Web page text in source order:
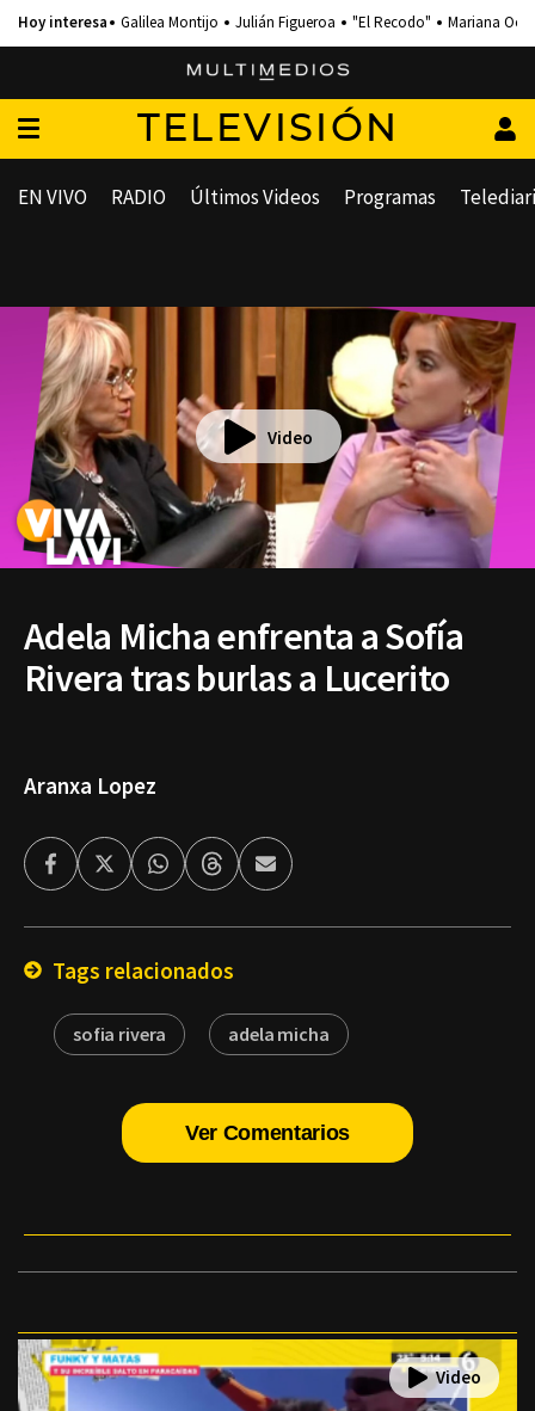
Galilea Montijo Julián Figueroa "El Recodo" Mariana
TELEVISIÓN
EN VIVO RADIO Últimos Videos Programas
Video
Adela Micha enfrenta a Sofía
Rivera tras burlas a Lucerito
Aranxa Lopez
FacebookTwitterWhatsappThreadsEnviar
por
Tags relacionados
sofia rivera adela micha
Ver Comentarios